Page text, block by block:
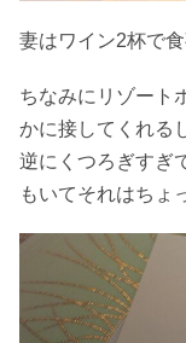
妻はワイン2杯で
ちなみにリゾート
かに接してくれる
逆にくつろぎすぎ
もいてそれはちょ